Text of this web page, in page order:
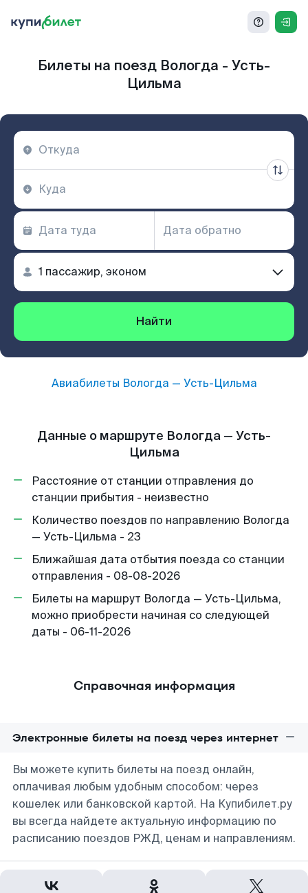
Билеты на поезд Вологда - Усть-
Цильма
Найти
Авиабилеты Вологда — Усть-Цильма
Данные о маршруте Вологда — Усть-
Цильма
Расстояние от станции отправления до
станции прибытия - неизвестно
Количество поездов по направлению Вологда
— Усть-Цильма - 23
Ближайшая дата отбытия поезда со станции
отправления - 08-08-2026
Билеты на маршрут Вологда — Усть-Цильма,
можно приобрести начиная со следующей
даты - 06-11-2026
Справочная информация
Электронные билеты на поезд через интернет
Вы можете купить билеты на поезд онлайн,
оплачивая любым удобным способом: через
кошелек или банковской картой. На Купибилет.ру
вы всегда найдете актуальную информацию по
расписанию поездов РЖД, ценам и направлениям.